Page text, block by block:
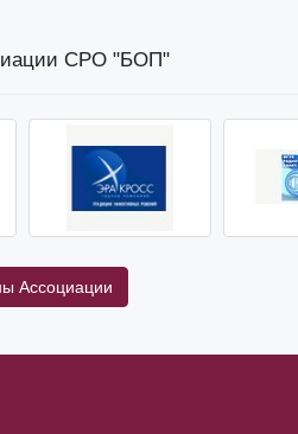
СРО "БОП"
Ассоциации